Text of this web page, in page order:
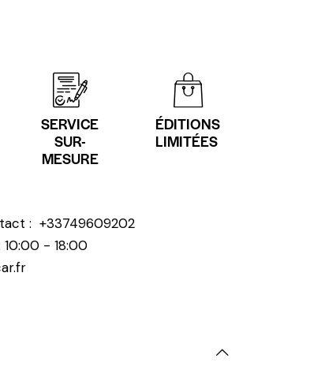
SERVICE
SUR-
MESURE
ÉDITIONS
LIMITÉES
: +33749609202
10:00 - 18:00